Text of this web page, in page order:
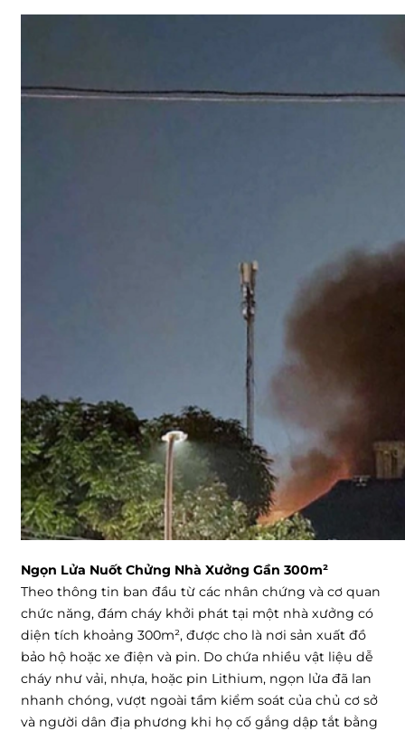
Ngọn Lửa Nuốt Chửng Nhà Xưởng Gần 300m²
Theo thông tin ban đầu từ các nhân chứng và cơ quan
chức năng, đám cháy khởi phát tại một nhà xưởng có
diện tích khoảng 300m², được cho là nơi sản xuất đồ
bảo hộ hoặc xe điện và pin. Do chứa nhiều vật liệu dễ
cháy như vải, nhựa, hoặc pin Lithium, ngọn lửa đã lan
nhanh chóng, vượt ngoài tầm kiểm soát của chủ cơ sở
và người dân địa phương khi họ cố gắng dập tắt bằng